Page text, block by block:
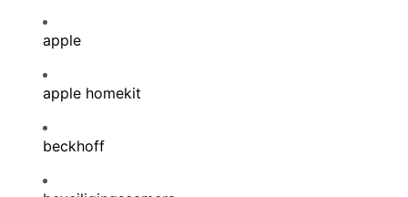
apple
apple homekit
beckhoff